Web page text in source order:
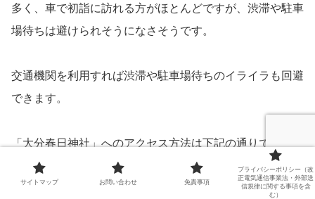
多く、車で初詣に訪れる方がほとんどですが、渋滞や駐車
場待ちは避けられそうになさそうです。
交通機関を利用すれば渋滞や駐車場待ちのイライラも回避
できます。
「大分春日神社」へのアクセス方法は下記の通りです。
サイトマップ お問い合わせ 免責事項
プライバシーポリシー（改
正電気通信事業法・外部送
信規律に関する事項を含
む）